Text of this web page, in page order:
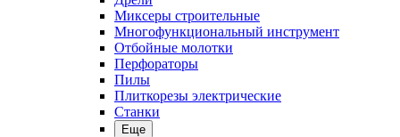
Миксеры строительные
Многофункциональный инструмент
Отбойные молотки
Перфораторы
Пилы
Плиткорезы электрические
Станки
Еще